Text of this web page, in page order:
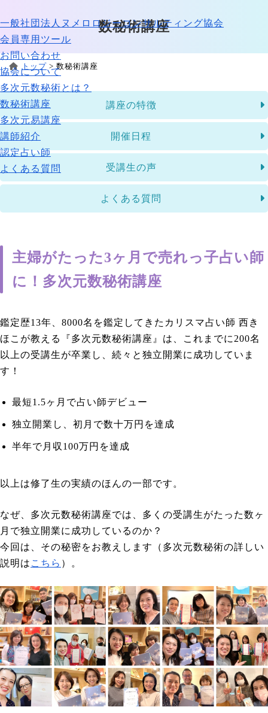
一般社団法人ヌメロロジーコンサルティング協会
会員専用ツール
お問い合わせ
協会について
多次元数秘術とは？
数秘術講座
多次元易講座
講師紹介
認定占い師
よくある質問
数秘術講座
トップ >数秘術講座
講座の特徴
開催日程
受講生の声
よくある質問
主婦がたった3ヶ月で売れっ子占い師
に！多次元数秘術講座
鑑定歴13年、8000名を鑑定してきたカリスマ占い師 西き
ほこが教える『多次元数秘術講座』は、これまでに200名
以上の受講生が卒業し、続々と独立開業に成功していま
す！
最短1.5ヶ月で占い師デビュー
独立開業し、初月で数十万円を達成
半年で月収100万円を達成
以上は修了生の実績のほんの一部です。
なぜ、多次元数秘術講座では、多くの受講生がたった数ヶ
月で独立開業に成功しているのか？
今回は、その秘密をお教えします（多次元数秘術の詳しい
説明は こちら ）。